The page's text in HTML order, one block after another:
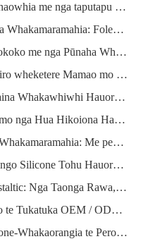
Nga Waahanga Silicone mo te whaowhia me nga taputapu rongoa IV: Nga Whakaritenga Whakaritenga Me te Kowhiringa Kaituku
Nga Momo Catheter Silicone Kua Whakamaramahia: Foley, Nelaton, Momo, me te Pahekeheke — Me pehea te Tautuhi i te Tika
Ko nga ngongo Whakaheke Hikokoko me nga Pūnaha Whakarere Taonga Kati: Nga Whakaritenga Haumanu me te Aratohu Tohunga
Me pehea te whakahaere i te tirotiro wheketere Mamao mo tetahi Kaihanga Hikoona Hauora Hainamana
Te Whakahaere Morearea o te Raina Whakawhiwhi Hauora: Me pehea te Hanga i te Rautaki Maamaa
Nga Tikanga Whakakotahitanga mo nga Hua Hikoiona Hauora: Autoclave, EtO, Gamma, me te E-Beam kua whakaritea
Silicone Shore He Maamaa Kua Whakamaramahia: Me pehea te Kowhiri i te Durometer Tika mo to tono rongoa
Me pehea te whiriwhiri i nga ngongo Silicone Tohu Hauora: He Whakaaturanga Katoa me te Aratohu Tohunga mo nga Kaihoko Tiaki Hauora
Te Kowhiringa Pump Pump Peristaltic: Nga Taonga Rawa, Nga Mahi Mahi, me te Me pehea te Tika
Ritenga Hua Hauora Silicone: Ko te Tukatuka OEM / ODM Katoa Mai i te Kaupapa Ki te Tukunga
Platinum-Whakaorangia vs. Silicone-Whakaorangia te Peroxide: Ko tehea Me whiriwhiri koe mo to tono taputapu rongoa?